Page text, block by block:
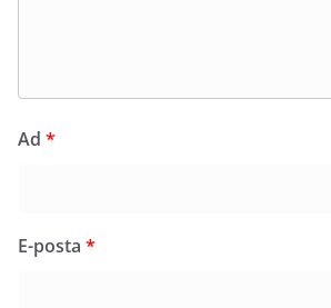
Ad *
E-posta *